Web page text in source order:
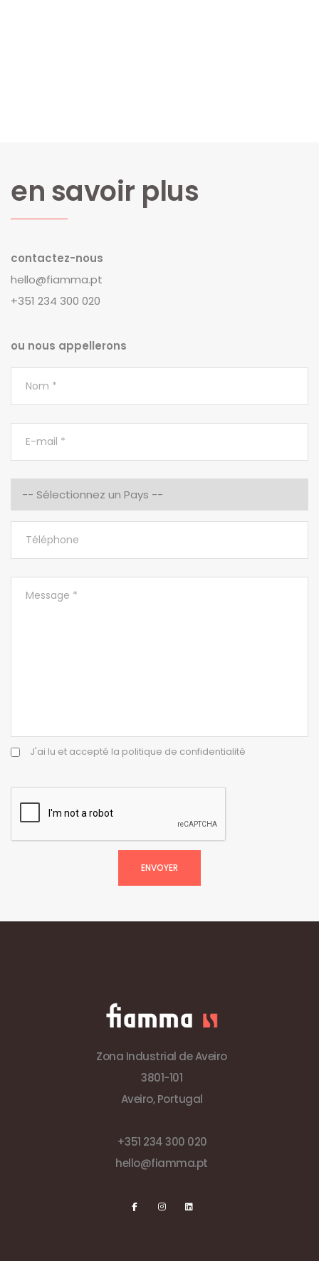
en savoir plus
contactez-nous
hello@fiamma.pt
+351 234 300 020
ou nous appellerons
J'ai lu et accepté la politique de confidentialité
ENVOYER
Zona Industrial de Aveiro
3801-101
Aveiro, Portugal
+351 234 300 020
hello@fiamma.pt